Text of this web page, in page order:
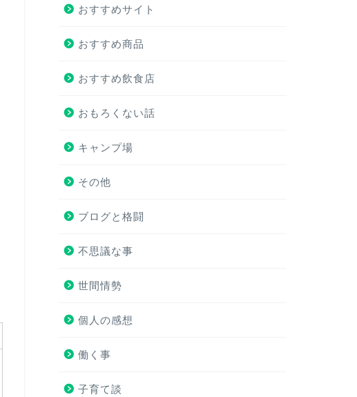
おすすめサイト
おすすめ商品
おすすめ飲食店
おもろくない話
キャンプ場
その他
ブログと格闘
不思議な事
世間情勢
個人の感想
働く事
子育て談